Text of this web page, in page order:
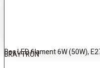
Bec LED filament 6W (50W),
BRAYTRON